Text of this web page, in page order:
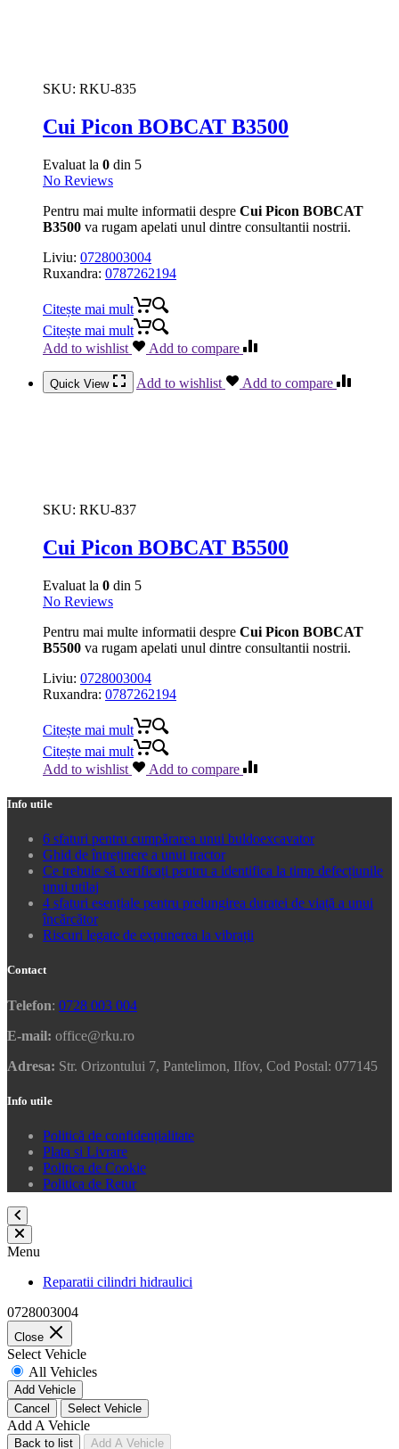
SKU: RKU-835
Cui Picon BOBCAT B3500
Evaluat la 0 din 5
No Reviews
Pentru mai multe informatii despre Cui Picon BOBCAT
B3500 va rugam apelati unul dintre consultantii nostrii.
Liviu: 0728003004
Ruxandra: 0787262194
Citește mai mult
Citește mai mult
Add to wishlist
Add to compare
Quick View Add to wishlist Add to compare
SKU: RKU-837
Cui Picon BOBCAT B5500
Evaluat la 0 din 5
No Reviews
Pentru mai multe informatii despre Cui Picon BOBCAT
B5500 va rugam apelati unul dintre consultantii nostrii.
Liviu: 0728003004
Ruxandra: 0787262194
Citește mai mult
Citește mai mult
Add to wishlist
Add to compare
Info utile
6 sfaturi pentru cumpărarea unui buldoexcavator
Ghid de întreținere a unui tractor
Ce trebuie să verificați pentru a identifica la timp defecțiunile
unui utilaj
4 sfaturi esențiale pentru prelungirea duratei de viață a unui
încărcător
Riscuri legate de expunerea la vibrații
Contact
Telefon: 0728 003 004
E-mail: office@rku.ro
Adresa: Str. Orizontului 7, Pantelimon, Ilfov, Cod Postal: 077145
Info utile
Politică de confidențialitate
Plata si Livrare
Politica de Cookie
Politica de Retur
Menu
Reparatii cilindri hidraulici
0728003004
Close
Select Vehicle
All Vehicles
Add Vehicle
Cancel
Select Vehicle
Add A Vehicle
Back to list Add A Vehicle